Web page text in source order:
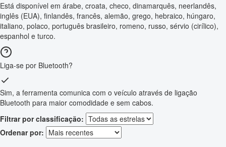
Está disponível em árabe, croata, checo, dinamarquês, neerlandês,
inglês (EUA), finlandês, francês, alemão, grego, hebraico, húngaro,
italiano, polaco, português brasileiro, romeno, russo, sérvio (cirílico),
espanhol e turco.
Liga-se por Bluetooth?
Sim, a ferramenta comunica com o veículo através de ligação
Bluetooth para maior comodidade e sem cabos.
Filtrar por classificação:
Ordenar por: